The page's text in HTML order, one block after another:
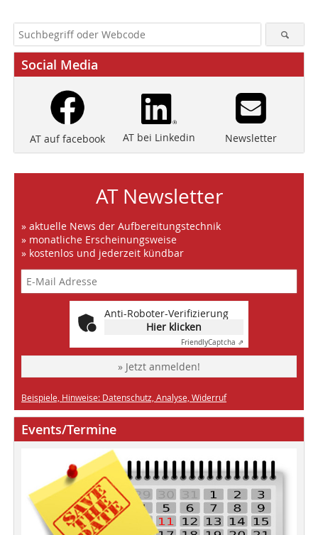
Social Media
AT auf facebook AT bei Linkedin Newsletter
AT Newsletter
» aktuelle News der Aufbereitungstechnik
» monatliche Erscheinungsweise
» kostenlos und jederzeit kündbar
Anti-Roboter-Verifizierung
Hier klicken
FriendlyCaptcha ⇗
» Jetzt anmelden!
Beispiele, Hinweise: Datenschutz, Analyse, Widerruf
Events/Termine